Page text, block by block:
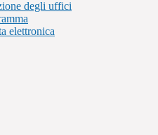
degli uffici
elettronica